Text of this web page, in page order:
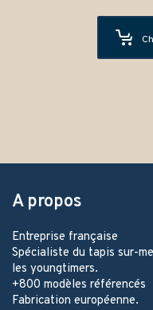
A propos
Entreprise française
Spécialiste du tapis sur-
les youngtimers.
+800 modèles référencés
Fabrication européenne.